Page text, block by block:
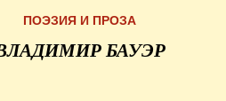
ПОЭЗИЯ И ПРОЗА
БАУЭР